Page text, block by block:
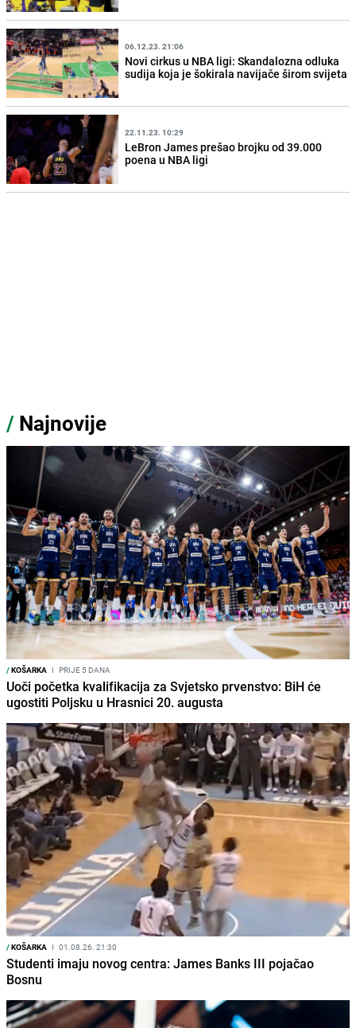
06.12.23. 21:06
Novi cirkus u NBA ligi: Skandalozna odluka
sudija koja je šokirala navijače širom svijeta
22.11.23. 10:29
LeBron James prešao brojku od 39.000
poena u NBA ligi
/ Najnovije
/KOŠARKA I PRIJE 5 DANA
Uoči početka kvalifikacija za Svjetsko prvenstvo: BiH će
ugostiti Poljsku u Hrasnici 20. augusta
/KOŠARKA I 01.08.26. 21:30
Studenti imaju novog centra: James Banks III pojačao
Bosnu